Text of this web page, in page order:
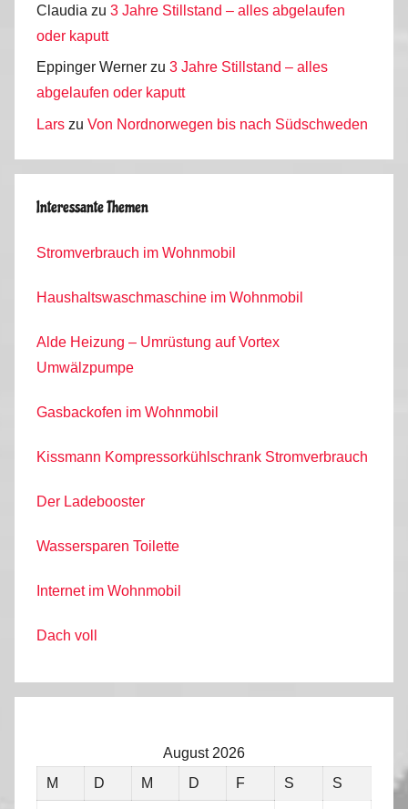
Claudia zu 3 Jahre Stillstand – alles abgelaufen
oder kaputt
Eppinger Werner zu 3 Jahre Stillstand – alles
abgelaufen oder kaputt
Lars zu Von Nordnorwegen bis nach Südschweden
Interessante Themen
Stromverbrauch im Wohnmobil
Haushaltswaschmaschine im Wohnmobil
Alde Heizung – Umrüstung auf Vortex
Umwälzpumpe
Gasbackofen im Wohnmobil
Kissmann Kompressorkühlschrank Stromverbrauch
Der Ladebooster
Wassersparen Toilette
Internet im Wohnmobil
Dach voll
August 2026
M
D M D F S S